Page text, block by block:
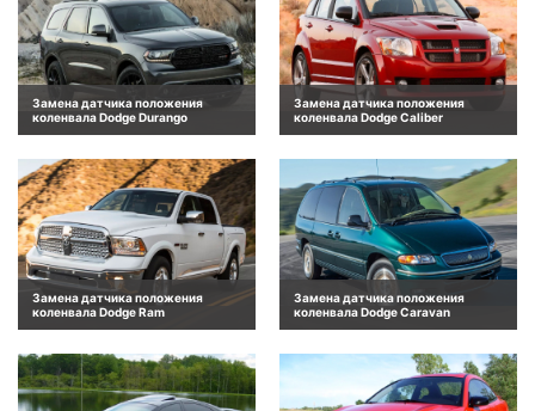
Замена датчика положения
коленвала Dodge Durango
Замена датчика положения
коленвала Dodge Caliber
Замена датчика положения
коленвала Dodge Ram
Замена датчика положения
коленвала Dodge Caravan